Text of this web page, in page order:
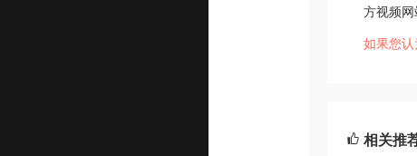
方视频网
如果您
相关推